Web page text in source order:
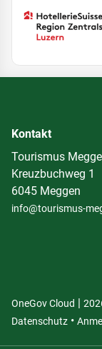
Kontakt
Tourismus
Kreuzbuchweg 1
6045 Meggen
info@tourismus-
OneGov Cloud |
Datenschutz